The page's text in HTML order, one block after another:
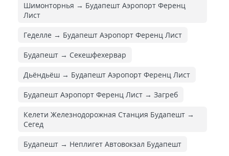
Шимонторнья → Будапешт Аэропорт Ференц
Лист
Геделле → Будапешт Аэропорт Ференц Лист
Будапешт → Секешфехервар
Дьёндьёш → Будапешт Аэропорт Ференц Лист
Будапешт Аэропорт Ференц Лист → Загреб
Келети Железнодорожная Cтанция Будапешт →
Сегед
Будапешт → Неплигет Автовокзал Будапешт